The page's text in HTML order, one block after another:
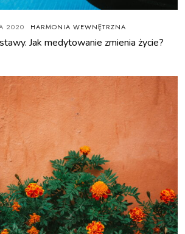
2020 HARMONIA WEWNĘTRZNA
Jak medytowanie zmienia życie?